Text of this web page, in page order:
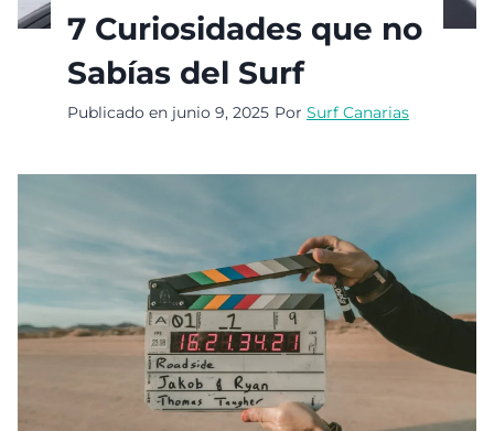
7 Curiosidades que no
Sabías del Surf
Publicado en junio 9, 2025 Por Surf Canarias